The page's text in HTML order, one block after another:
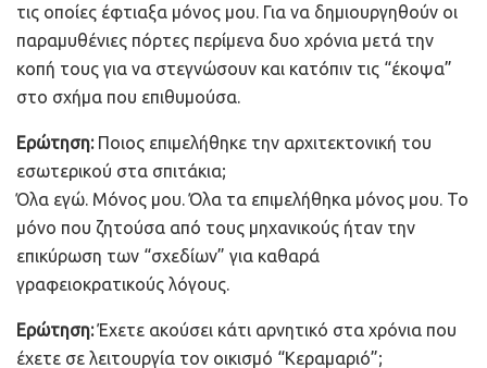
τις οποίες έφτιαξα μόνος μου. Για να δημιουργηθούν οι
παραμυθένιες πόρτες περίμενα δυο χρόνια μετά την
κοπή τους για να στεγνώσουν και κατόπιν τις “έκοψα”
στο σχήμα που επιθυμούσα.
Ερώτηση:Ποιος επιμελήθηκε την αρχιτεκτονική του
εσωτερικού στα σπιτάκια;
Όλα εγώ. Μόνος μου. Όλα τα επιμελήθηκα μόνος μου. Το
μόνο που ζητούσα από τους μηχανικούς ήταν την
επικύρωση των “σχεδίων” για καθαρά
γραφειοκρατικούς λόγους.
Ερώτηση:Έχετε ακούσει κάτι αρνητικό στα χρόνια που
έχετε σε λειτουργία τον οικισμό “Κεραμαριό”;